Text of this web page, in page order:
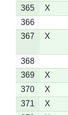
365
X
366
367
X
368
369
X
370
X
371
X